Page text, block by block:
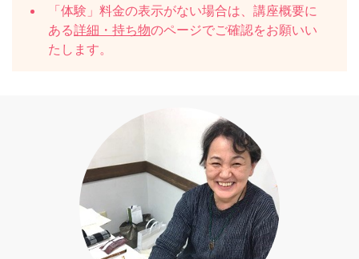
「体験」料金の表示がない場合は、講座概要に
ある詳細・持ち物のページでご確認をお願いい
たします。